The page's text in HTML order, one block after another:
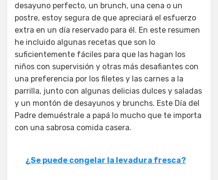
desayuno perfecto, un brunch, una cena o un
postre, estoy segura de que apreciará el esfuerzo
extra en un día reservado para él. En este resumen
he incluido algunas recetas que son lo
suficientemente fáciles para que las hagan los
niños con supervisión y otras más desafiantes con
una preferencia por los filetes y las carnes a la
parrilla, junto con algunas delicias dulces y saladas
y un montón de desayunos y brunchs. Este Día del
Padre demuéstrale a papá lo mucho que te importa
con una sabrosa comida casera.
¿Se puede congelar la levadura fresca?